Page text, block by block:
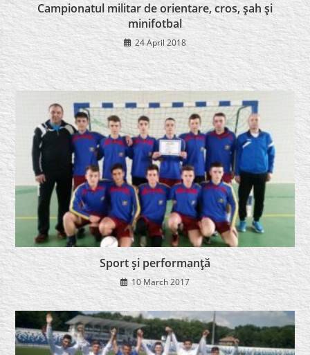
Campionatul militar de orientare, cros, şah şi
minifotbal
24 April 2018
Sport şi performanţă
10 March 2017